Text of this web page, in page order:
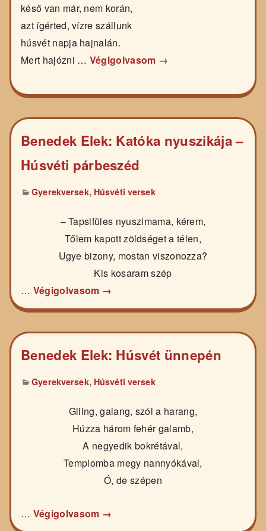
késő van már, nem korán,
azt ígérted, vízre szállunk
húsvét napja hajnalán.
Mert hajózni … Végigolvasom →
Benedek Elek: Katóka nyuszikája –
Húsvéti párbeszéd
Gyerekversek, Húsvéti versek
– Tapsifüles nyuszimama, kérem,
Tőlem kapott zöldséget a télen,
Ugye bizony, mostan viszonozza?
Kis kosaram szép
… Végigolvasom →
Benedek Elek: Húsvét ünnepén
Gyerekversek, Húsvéti versek
Giling, galang, szól a harang,
Húzza három fehér galamb,
A negyedik bokrétával,
Templomba megy nannyókával,
Ó, de szépen
… Végigolvasom →